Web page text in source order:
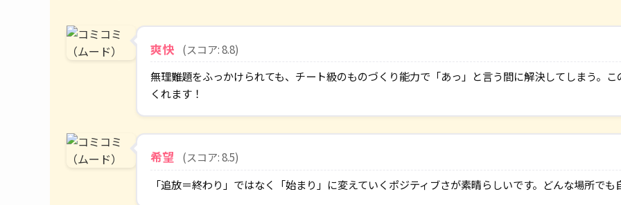
爽快 (スコア: 8.8)
無理難題をふっかけられても、チート級のものづくり能力で「あっ」と言う間に解決してしまう。
くれます！
希望
(スコア: 8.5)
「追放＝終わり」ではなく「始まり」に変えていくポジティブさが素晴らしいです。どんな場所で